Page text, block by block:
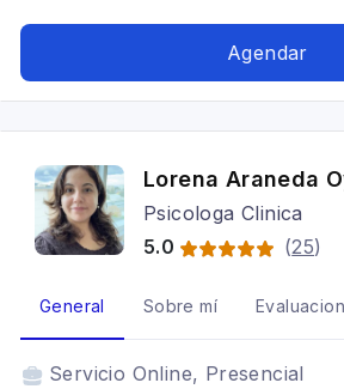
social, desarrollo personal,
Agendar
Lorena Araneda
Psicologa Clinica
5.0
(25)
General Sobre mí
Servicio Online, Presencial